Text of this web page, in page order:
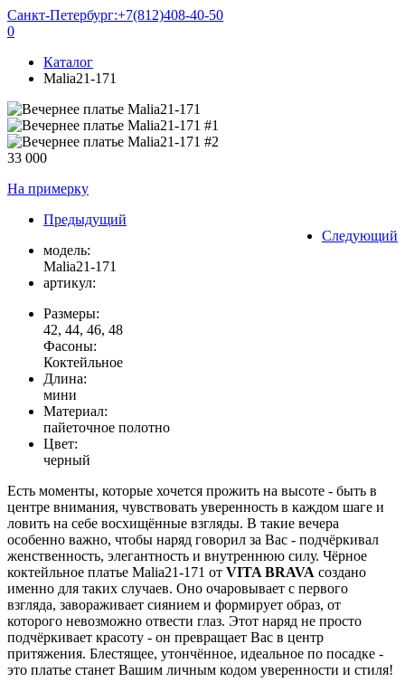
Санкт-Петербург:+7(812)408-40-50
0
Каталог
Malia21-171
33 000
На примерку
Предыдущий
Следующий
модель:
Malia21-171
артикул:
Размеры:
42, 44, 46, 48
Фасоны:
Коктейльное
Длина:
мини
Материал:
пайеточное полотно
Цвет:
черный
Есть моменты, которые хочется прожить на высоте - быть в
центре внимания, чувствовать уверенность в каждом шаге и
ловить на себе восхищённые взгляды. В такие вечера
особенно важно, чтобы наряд говорил за Вас - подчёркивал
женственность, элегантность и внутреннюю силу. Чёрное
коктейльное платье Malia21-171 от VITA BRAVA создано
именно для таких случаев. Оно очаровывает с первого
взгляда, завораживает сиянием и формирует образ, от
которого невозможно отвести глаз. Этот наряд не просто
подчёркивает красоту - он превращает Вас в центр
притяжения. Блестящее, утончённое, идеальное по посадке -
это платье станет Вашим личным кодом уверенности и стиля!